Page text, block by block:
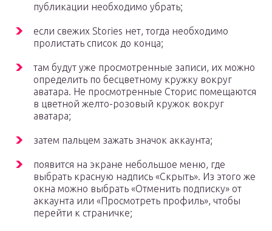
публикации необходимо убрать;
если свежих Stories нет, тогда необходимо
пролистать список до конца;
там будут уже просмотренные записи, их можно
определить по бесцветному кружку вокруг
аватара. Не просмотренные Сторис помещаются
в цветной желто-розовый кружок вокруг
аватара;
затем пальцем зажать значок аккаунта;
появится на экране небольшое меню, где
выбрать красную надпись «Скрыть». Из этого же
окна можно выбрать «Отменить подписку» от
аккаунта или «Просмотреть профиль», чтобы
перейти к страничке;